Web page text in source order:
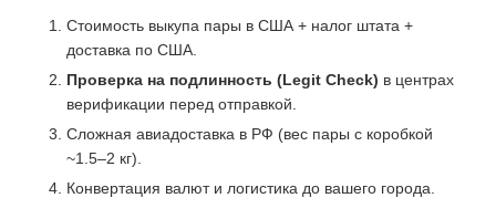
Стоимость выкупа пары в США + налог штата +
доставка по США.
Проверка на подлинность (Legit Check) в центрах
верификации перед отправкой.
Сложная авиадоставка в РФ (вес пары с коробкой
~1.5–2 кг).
Конвертация валют и логистика до вашего города.